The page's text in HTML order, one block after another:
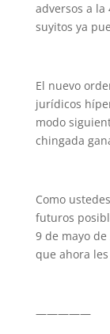
adversos a la
suyitos ya
El nuevo
jurídicos
modo
chingada
Como
futuros
9 de mayo
que ahora
—————